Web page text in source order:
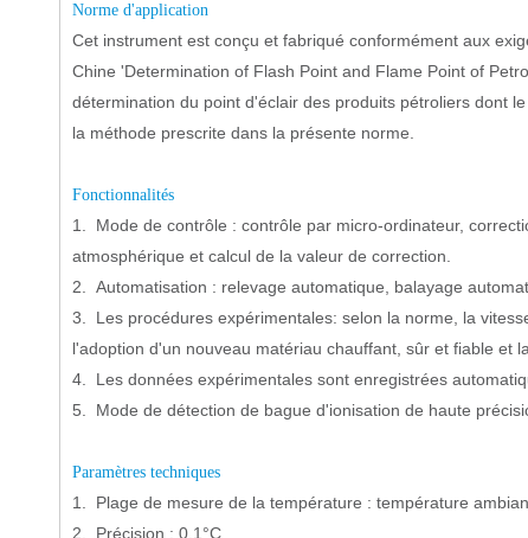
Norme d'application
Cet instrument est conçu et fabriqué conformément aux
Chine 'Determination of Flash Point and Flame Point of
détermination du point d'éclair des produits pétroliers dont
la méthode prescrite dans la présente norme.
Fonctionnalités
1. Mode de contrôle : contrôle par micro-ordinateur,
atmosphérique et calcul de la valeur de correction.
2. Automatisation : relevage automatique, balayage
3. Les procédures expérimentales: selon la norme, la
l'adoption d'un nouveau matériau chauffant, sûr et fiable et
4. Les données expérimentales sont enregistrées
5. Mode de détection de bague d'ionisation de haute
Paramètres techniques
1. Plage de mesure de la température : température
2. Précision : 0,1°C